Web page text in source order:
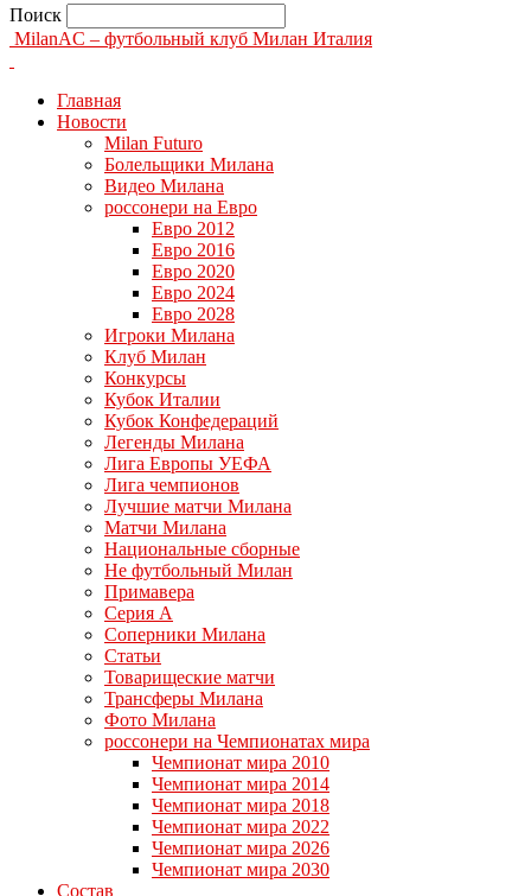
Поиск
MilanAC – футбольный клуб Милан Италия
Главная
Новости
Milan Futuro
Болельщики Милана
Видео Милана
россонери на Евро
Евро 2012
Евро 2016
Евро 2020
Евро 2024
Евро 2028
Игроки Милана
Клуб Милан
Конкурсы
Кубок Италии
Кубок Конфедераций
Легенды Милана
Лига Европы УЕФА
Лига чемпионов
Лучшие матчи Милана
Матчи Милана
Национальные сборные
Не футбольный Милан
Примавера
Серия А
Соперники Милана
Статьи
Товарищеские матчи
Трансферы Милана
Фото Милана
россонери на Чемпионатах мира
Чемпионат мира 2010
Чемпионат мира 2014
Чемпионат мира 2018
Чемпионат мира 2022
Чемпионат мира 2026
Чемпионат мира 2030
Состав